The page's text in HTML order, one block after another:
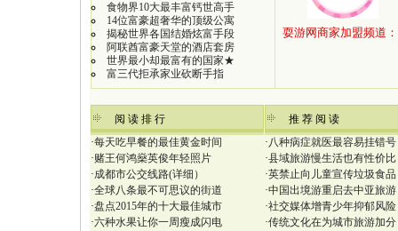
食物界10大最丰富钙世高手
14位富豪超奢华的顶级公寓
揭秘世界各国结婚炫富手段
阿联酋富豪天堂的酒店套房
世界最小却最富有的国家★
富三代拒承家业砍断手指
阅 读 排 行
·每天吃早餐的最佳黄金时间
·赌王何鸿燊英俊年轻照片
·成都市公交线路(详细）
·全球八条最不可思议的街道
·盘点2015年的十大最佳城市
·六种水果让你一周瘦成闪电
推 荐 阅 读
·八种病症就医最容易挂错号
·县域旅游慢生活也有性价比
·英禁止向儿童宣传垃圾食品
·中国出境游重启去中亚旅游
·社交媒体增青少年抑郁风险
·传统文化在为城市旅游加分